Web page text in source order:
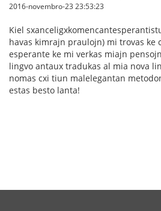
2016-novembro-23 23:53:23
Kiel
havas kimrajn praulojn) mi trovas ke
esperante ke mi verkas miajn
lingvo antaux tradukas al mia nova
nomas cxi tiun malelegantan
estas besto lanta!